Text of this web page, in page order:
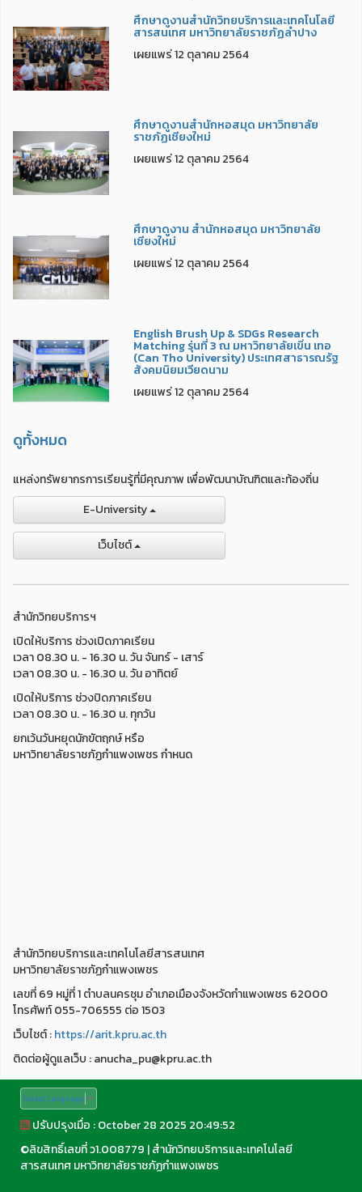
ศึกษาดูงานสำนักวิทยบริการและเทคโนโลยี
สารสนเทศ มหาวิทยาลัยราชภัฏลำปาง
เผยแพร่ 12 ตุลาคม 2564
ศึกษาดูงานสำนักหอสมุด มหาวิทยาลัย
ราชภัฏเชียงใหม่
เผยแพร่ 12 ตุลาคม 2564
ศึกษาดูงาน สำนักหอสมุด มหาวิทยาลัย
เชียงใหม่
เผยแพร่ 12 ตุลาคม 2564
English Brush Up & SDGs Research
Matching รุ่นที่ 3 ณ มหาวิทยาลัยเขิ่น เทอ
(Can Tho University) ประเทศสาธารณรัฐ
สังคมนิยมเวียดนาม
เผยแพร่ 12 ตุลาคม 2564
ดูทั้งหมด
แหล่งทรัพยากรการเรียนรู้ที่มีคุณภาพ เพื่อพัฒนาบัณฑิตและท้องถิ่น
E-University
เว็บไชต์
สำนักวิทยบริการฯ
เปิดให้บริการ ช่วงเปิดภาคเรียน
เวลา 08.30 น. - 16.30 น. วัน จันทร์ - เสาร์
เวลา 08.30 น. - 16.30 น. วัน อาทิตย์
เปิดให้บริการ ช่วงปิดภาคเรียน
เวลา 08.30 น. - 16.30 น. ทุกวัน
ยกเว้นวันหยุดนักขัตฤกษ์ หรือ
มหาวิทยาลัยราชภัฏกำแพงเพชร กำหนด
สำนักวิทยบริการและเทคโนโลยีสารสนเทศ
มหาวิทยาลัยราชภัฏกำแพงเพชร
เลขที่ 69 หมู่ที่ 1 ตำบลนครชุม อำเภอเมืองจังหวัดกำแพงเพชร 62000
โทรศัพท์ 055-706555 ต่อ 1503
เว็บไชต์ :https://arit.kpru.ac.th
ติดต่อผู้ดูแลเว็บ : anucha_pu@kpru.ac.th
Select Language ▼
ปรับปรุงเมื่อ : October 28 2025 20:49:52
©ลิขสิทธิ์เลขที่ ว1.008779 |สำนักวิทยบริการและเทคโนโลยี
สารสนเทศ มหาวิทยาลัยราชภัฏกำแพงเพชร